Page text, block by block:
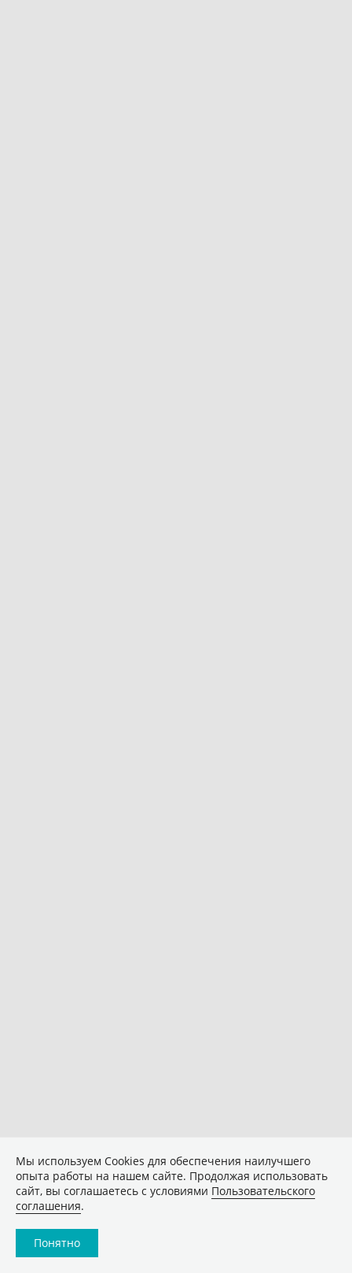
Мы используем Сookies для обеспечения наилучшего
опыта работы на нашем сайте. Продолжая использовать
сайт, вы соглашаетесь с условиями Пользовательского
соглашения.
Понятно